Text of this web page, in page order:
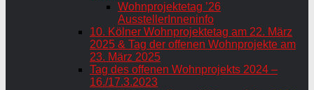
Wohnprojektetag ’26
AusstellerInneninfo
10. Kölner Wohnprojektetag am 22. März
2025 & Tag der offenen Wohnprojekte am
23. März 2025
Tag des offenen Wohnprojekts 2024 –
16./17.3.2023